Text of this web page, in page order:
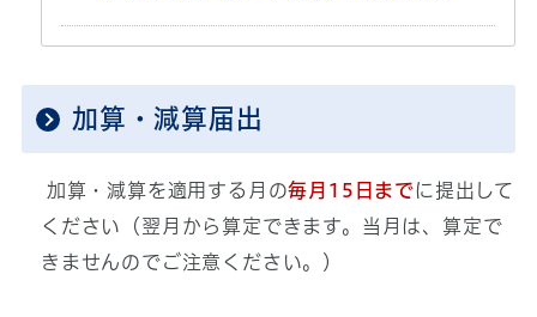
加算・減算届出
加算・減算を適用する月の毎月15日までに提出して
ください（翌月から算定できます。当月は、算定で
きませんのでご注意ください。）